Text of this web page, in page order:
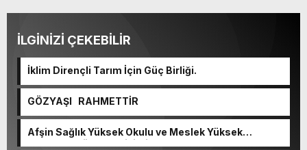
İLGİNİZİ ÇEKEBİLİR
İklim Dirençli Tarım İçin Güç Birliği.
GÖZYAŞI RAHMETTİR
Afşin Sağlık Yüksek Okulu ve Meslek Yüksek
Okulunda görev değişimi!